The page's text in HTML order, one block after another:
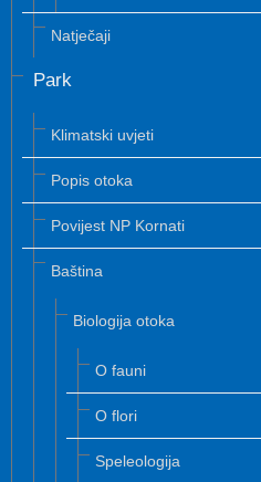
Natječaji
Park
Klimatski uvjeti
Popis otoka
Povijest NP Kornati
Baština
Biologija otoka
O fauni
O flori
Speleologija